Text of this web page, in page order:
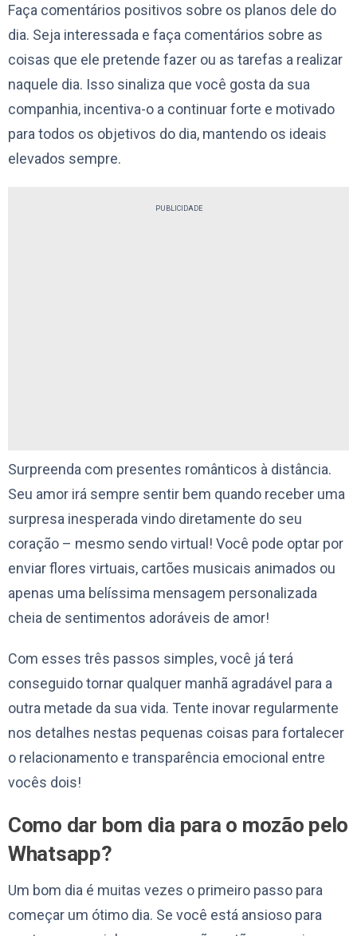
Faça comentários positivos sobre os planos dele do
dia. Seja interessada e faça comentários sobre as
coisas que ele pretende fazer ou as tarefas a realizar
naquele dia. Isso sinaliza que você gosta da sua
companhia, incentiva-o a continuar forte e motivado
para todos os objetivos do dia, mantendo os ideais
elevados sempre.
PUBLICIDADE
Surpreenda com presentes românticos à distância.
Seu amor irá sempre sentir bem quando receber uma
surpresa inesperada vindo diretamente do seu
coração – mesmo sendo virtual! Você pode optar por
enviar flores virtuais, cartões musicais animados ou
apenas uma belíssima mensagem personalizada
cheia de sentimentos adoráveis ​​de amor!
Com esses três passos simples, você já terá
conseguido tornar qualquer manhã agradável para a
outra metade da sua vida. Tente inovar regularmente
nos detalhes nestas pequenas coisas para fortalecer
o relacionamento e transparência emocional entre
vocês dois!
Como dar bom dia para o mozão pelo
Whatsapp?
Um bom dia é muitas vezes o primeiro passo para
começar um ótimo dia. Se você está ansioso para